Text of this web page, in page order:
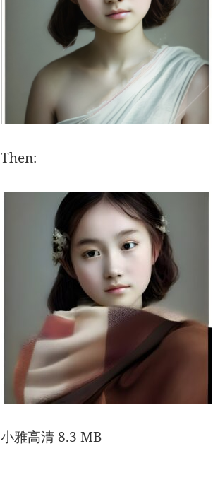
Then:
小雅高清 8.3 MB